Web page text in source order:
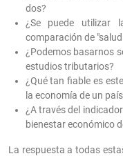
dos?
¿Se puede utilizar
comparación de
¿Podemos basarnos
estudios tributarios?
¿Qué tan fiable es
la economía de un
¿A través del
bienestar económico
La respuesta a todas